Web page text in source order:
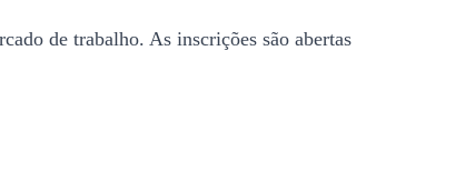
de trabalho. As inscrições são abertas